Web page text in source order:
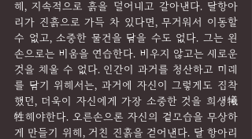
해, 지속적으로 흙을 덜어내고 갈아낸다. 달항아
리가 진흙으로 가득 차 있다면, 무거워서 이동할
수 없고, 소중한 물건을 담을 수도 없다. 그는 왼
손으로는 비움을 연습한다. 비우지 않고는 새로운
것을 채울 수 없다. 인간이 과거를 청산하고 미래
를 담기 위해서는, 과거에 자신이 그렇게도 집착
했던, 더욱이 자신에게 가장 소중한 것을 희생犧
牲해야한다. 오른손으론 자신의 겉모습을 무상하
게 만들기 위해, 거친 진흙을 걷어낸다. 달 항아리